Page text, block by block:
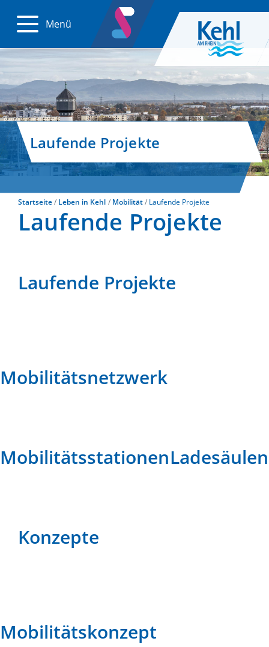
Menü
Laufende Projekte
Startseite Leben in Kehl Mobilität Laufende Projekte
Laufende Projekte
Laufende Projekte
Mobilitätsnetzwerk
MobilitätsstationenLadesäulen
Konzepte
Mobilitätskonzept